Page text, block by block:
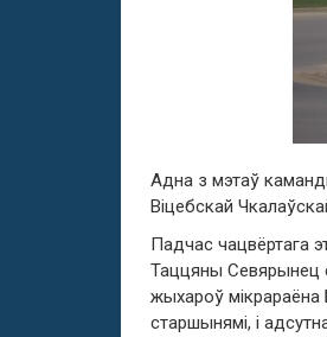
Адна з мэтаў
Віцебскай
Падчас чацвёртага
Таццяны Севярынец
жыхароў мікрараёна
старшынямі, і